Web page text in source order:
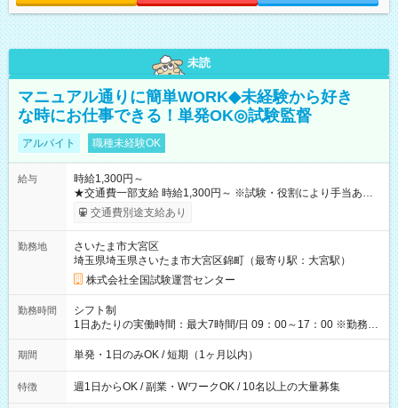
未読
マニュアル通りに簡単WORK◆未経験から好き
な時にお仕事できる！単発OK◎試験監督
アルバイト 職種未経験OK
給与
時給1,300円～
★交通費一部支給 時給1,300円～ ※試験・役割により手当あり
※勤務回数により昇給あり 【即給（前払い）オプションあ
り！】 希望される場合、勤務から1週間ほどで給与の一部を受け
例】 ・河合塾模擬試験 8:30～17:30（休憩1時間） 時給1,300円
×8時間＝日収10,400円＋交通費 ※当日の役割により時給＋100
円の場合あり ・国家試験 7:00～13:30（休憩なし） 時給1,300
円（役割手当＋100円）×6時間＝日収8,400円＋交通費 【試用期
間】試用期間なし
交通費別途支給あり
勤務地
さいたま市大宮区
埼玉県埼玉県さいたま市大宮区錦町（最寄り駅：大宮駅）
株式会社全国試験運営センター
勤務時間
シフト制
1日あたりの実働時間：最大7時間/日 09：00～17：00 ※勤務時
間は 試験により異なります。
期間 単発・1日のみOK / 短期（1ヶ月以内）
特徴 週1日からOK / 副業・WワークOK / 10名以上の大量募集